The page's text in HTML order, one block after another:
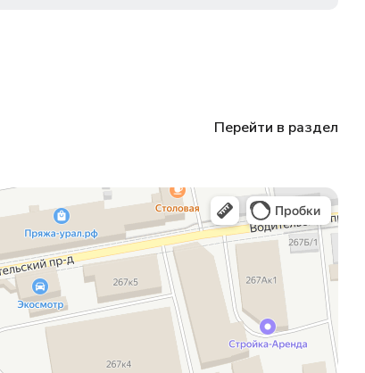
Перейти в раздел